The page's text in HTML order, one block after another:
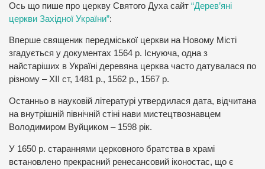
Ось що пише про церкву Святого Духа сайт “Дерев’яні
церкви Західної України”:
Вперше священик передміської церкви на Новому Місті
згадується у документах 1564 р. Існуюча, одна з
найстаріших в Україні деревяна церква часто датувалася по
різному – ХІІ ст, 1481 р., 1562 р., 1567 р.
Останньо в науковій літературі утвердилася дата, відчитана
на внутрішній північній стіні нави мистецтвознавцем
Володимиром Вуйциком – 1598 рік.
У 1650 р. стараннями церковного братства в храмі
встановлено прекрасний ренесансовий іконостас, що є